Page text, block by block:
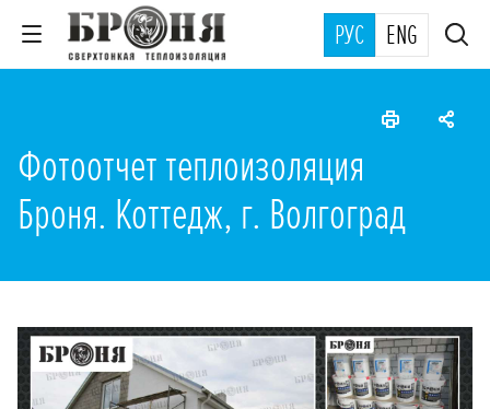
РУС ENG
Фотоотчет теплоизоляция
Броня. Коттедж, г. Волгоград